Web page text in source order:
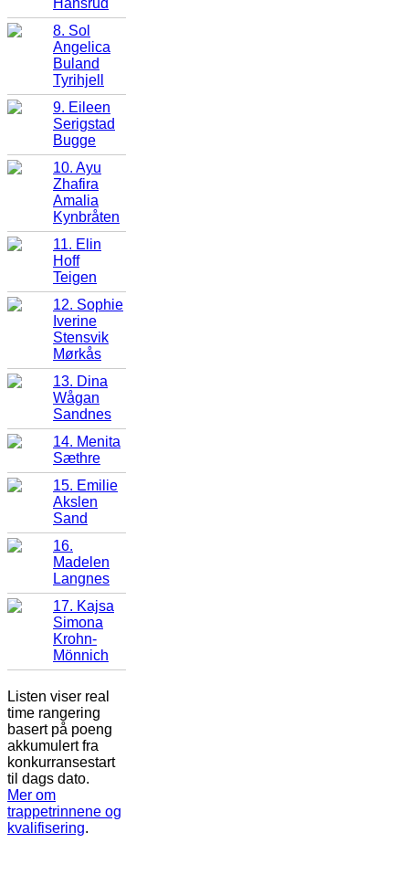
8. Sol
Angelica
Buland
Tyrihjell
9. Eileen
Serigstad
Bugge
10. Ayu
Zhafira
Amalia
Kynbråten
11. Elin
Hoff
Teigen
12. Sophie
Iverine
Stensvik
Mørkås
13. Dina
Wågan
Sandnes
14. Menita
Sæthre
15. Emilie
Akslen
Sand
16.
Madelen
Langnes
17. Kajsa
Simona
Krohn-
Mönnich
Listen viser real
time rangering
basert på poeng
akkumulert fra
konkurransestart
til dags dato.
Mer om
trappetrinnene og
kvalifisering.